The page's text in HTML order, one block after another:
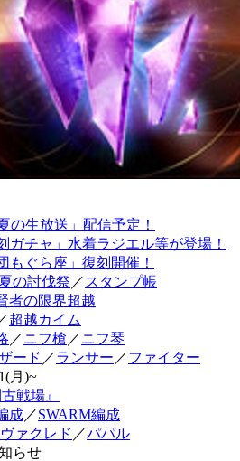
の生放送」配信予定！
ガチャ」水着ラジエル等が登場！
もぐら座」復刻開催！
夏の討伐祭 ／ スタンプ帳
者の限界超越
超越カイム
／ニフ槍 ／ニフ琴
ード ／ランサー ／ファイター
月)~
戦場』
成／SWARM編成
ァクレド ／パパル
らせ